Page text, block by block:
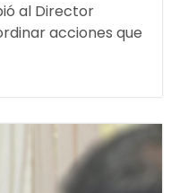
al Director
acciones que